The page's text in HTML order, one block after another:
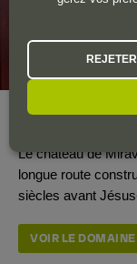
Surface totale du
Le château de
longue route
siècles avant
VOIR LE DOMAINE
REJETER